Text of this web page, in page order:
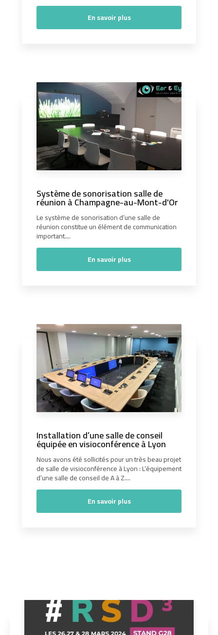
En savoir plus
Système de sonorisation salle de
réunion à Champagne-au-Mont-d'Or
Le système de sonorisation d’une salle de
réunion constitue un élément de communication
important....
En savoir plus
Installation d’une salle de conseil
équipée en visioconférence à Lyon
Nous avons été sollicités pour un très beau projet
de salle de visioconférence à Lyon : L’équipement
d’une salle de conseil de A à Z....
En savoir plus